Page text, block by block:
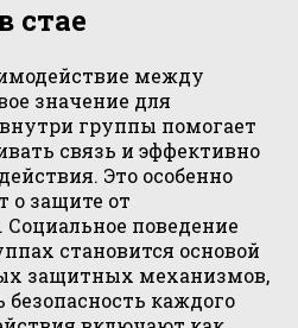
стае
между
значение для
группы помогает
связь и эффективно
Это особенно
о защите от
поведение
становится основой
защитных механизмов,
каждого